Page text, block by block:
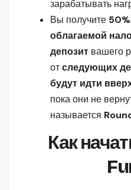
зарабатывать
Вы получите
облагаемой
депозит вашего
отследующих
будут идти
пока они не
называется
Как